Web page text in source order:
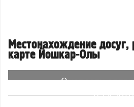
Местонахождение досуг,
карте Йошкар-Олы
Смотреть
на карте